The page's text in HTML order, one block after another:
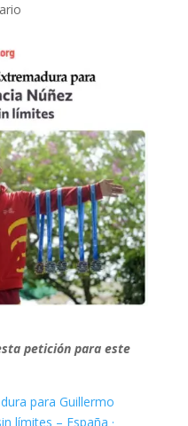
petición para este
para Guillermo
límites – España ·